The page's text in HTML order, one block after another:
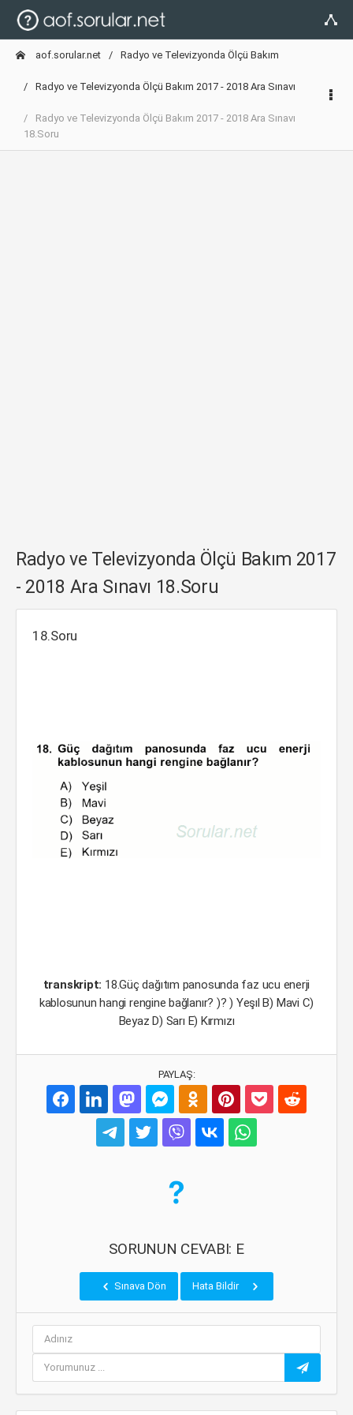
aof.sorular.net Radyo ve Televizyonda Ölçü Bakım
Radyo ve Televizyonda Ölçü Bakım 2017 - 2018 Ara Sınavı
Radyo ve Televizyonda Ölçü Bakım 2017 - 2018 Ara Sınavı
18.Soru
Radyo ve Televizyonda Ölçü Bakım 2017
- 2018 Ara Sınavı 18.Soru
18.Soru
transkript: 18.Güç dağıtım panosunda faz ucu enerji
kablosunun hangi rengine bağlanır? )? ) Yeşıl B) Mavi C)
Beyaz D) Sarı E) Kırmızı
PAYLAŞ:
SORUNUN CEVABI: E
Sınava Dön Hata Bildir